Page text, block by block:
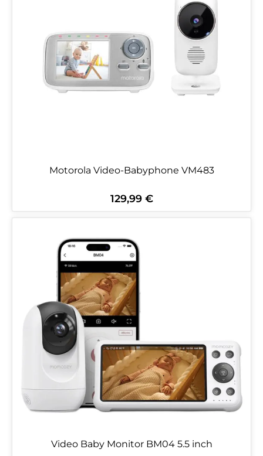
Motorola Video-Babyphone VM483
Regulärer Preis:
129,99 €
Video Baby Monitor BM04 5.5 inch